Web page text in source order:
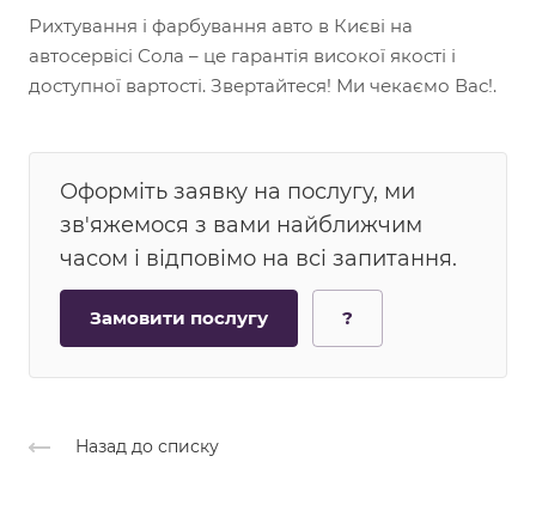
Рихтування і фарбування авто в Києві на
автосервісі Сола – це гарантія високої якості і
доступної вартості. Звертайтеся! Ми чекаємо Вас!.
Оформіть заявку на послугу, ми
зв'яжемося з вами найближчим
часом і відповімо на всі запитання.
Замовити послугу ?
Назад до списку